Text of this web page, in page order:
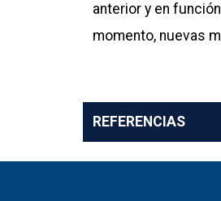
anterior y en
momento, nuevas
REFERENCIAS